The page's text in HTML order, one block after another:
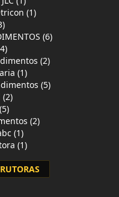
(1)
(6)
(2)
(1)
(5)
(2)
(2)
(1)
(1)